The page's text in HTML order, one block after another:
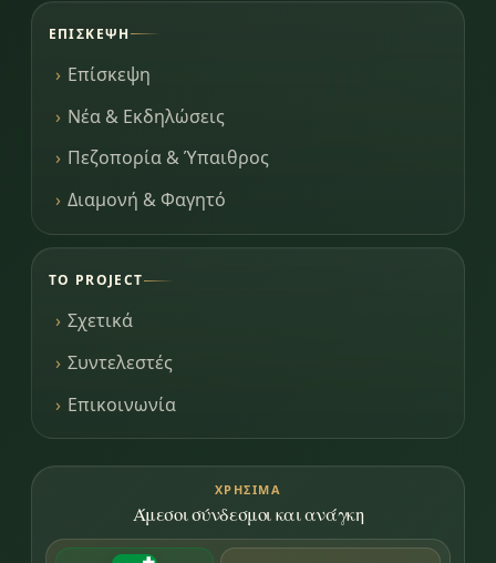
ΕΠΊΣΚΕΨΗ
Επίσκεψη
Νέα & Εκδηλώσεις
Πεζοπορία & Ύπαιθρος
Διαμονή & Φαγητό
ΤΟ PROJECT
Σχετικά
Συντελεστές
Επικοινωνία
ΧΡΉΣΙΜΑ
Άμεσοι σύνδεσμοι και ανάγκη